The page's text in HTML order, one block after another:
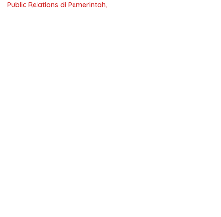
Public Relations di Pemerintah,